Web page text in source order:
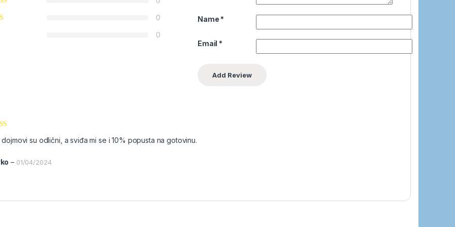
0
0
Name *
Email *
dojmovi su odlični, a sviđa mi se i 10% popusta na gotovinu.
– 01/04/2024